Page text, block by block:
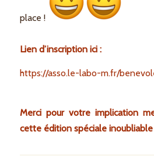
place !
Lien d’inscription ici :
https://asso.le-labo-m.fr/
Merci pour votre implication
cette édition spéciale inoubliable